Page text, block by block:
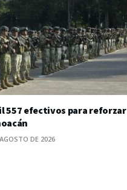
557 efectivos para reforzar
DE 2026